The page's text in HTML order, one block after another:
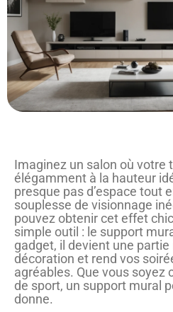
Imaginez un salon où votre
élégamment à la hauteur
presque pas d’espace tout
souplesse de visionnage
pouvez obtenir cet effet
simple outil : le support
gadget, il devient une
décoration et rend vos
agréables. Que vous soyez
de sport, un support mural
donne.